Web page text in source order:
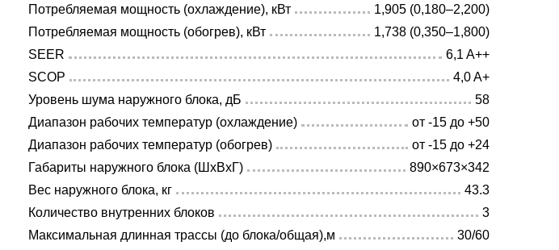
Потребляемая мощность (охлаждение), кВт
1,905 (0,180–2,200)
Потребляемая мощность (обогрев), кВт
1,738 (0,350–1,800)
SEER
6,1 A++
SCOP
4,0 A+
Уровень шума наружного блока, дБ
58
Диапазон рабочих температур (охлаждение)
от -15 до +50
Диапазон рабочих температур (обогрев)
от -15 до +24
Габариты наружного блока (ШхВхГ)
890×673×342
Вес наружного блока, кг
43.3
Количество внутренних блоков
3
Максимальная длинная трассы (до блока/общая),м
30/60